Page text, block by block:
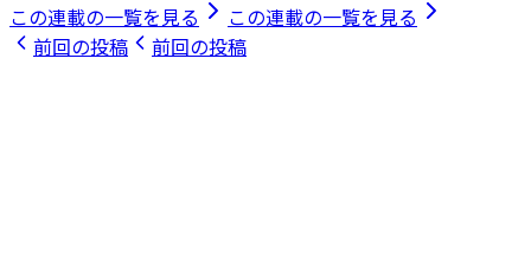
この連載の一覧を見る
この連載の一覧を見る
前回の投稿
前回の投稿